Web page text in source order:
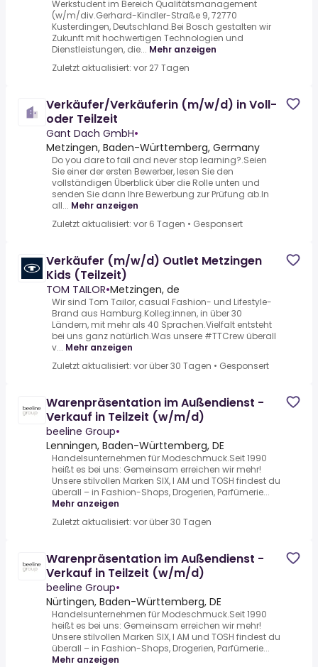
Werkstudent im Bereich Qualitätsmanagement
(w/m/div.Gerhard-Kindler-Straße 9, 72770
Kusterdingen, Deutschland.Bei Bosch gestalten wir
Zukunft mit hochwertigen Technologien und
Dienstleistungen, die... Mehr anzeigen
Zuletzt aktualisiert: vor 27 Tagen
Verkäufer/Verkäuferin (m/w/d) in Voll-
oder Teilzeit
Gant Dach GmbH•
Metzingen, Baden-Württemberg, Germany
Do you dare to fail and never stop learning?.Seien
Sie einer der ersten Bewerber, lesen Sie den
vollständigen Überblick über die Rolle unten und
senden Sie dann Ihre Bewerbung zur Prüfung ab.In
all... Mehr anzeigen
Zuletzt aktualisiert: vor 6 Tagen • Gesponsert
Verkäufer (m/w/d) Outlet Metzingen
Kids (Teilzeit)
TOM TAILOR•Metzingen, de
Wir sind Tom Tailor, casual Fashion- und Lifestyle-
Brand aus Hamburg.Kolleg:innen, in über 30
Ländern, mit mehr als 40 Sprachen.Vielfalt entsteht
bei uns ganz natürlich.Was unsere #TTCrew überall
v... Mehr anzeigen
Zuletzt aktualisiert: vor über 30 Tagen • Gesponsert
Warenpräsentation im Außendienst -
Verkauf in Teilzeit (w/m/d)
beeline Group•
Lenningen, Baden-Württemberg, DE
Handelsunternehmen für Modeschmuck.Seit 1990
heißt es bei uns: Gemeinsam erreichen wir mehr!
Unsere stilvollen Marken SIX, I AM und TOSH findest du
überall – in Fashion-Shops, Drogerien, Parfümerie...
Mehr anzeigen
Zuletzt aktualisiert: vor über 30 Tagen
Warenpräsentation im Außendienst -
Verkauf in Teilzeit (w/m/d)
beeline Group•
Nürtingen, Baden-Württemberg, DE
Handelsunternehmen für Modeschmuck.Seit 1990
heißt es bei uns: Gemeinsam erreichen wir mehr!
Unsere stilvollen Marken SIX, I AM und TOSH findest du
überall – in Fashion-Shops, Drogerien, Parfümerie...
Mehr anzeigen